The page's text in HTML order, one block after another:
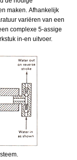
maken. Afhankelijk
variëren van een
complexe 5-assige
in-en uitvoer.